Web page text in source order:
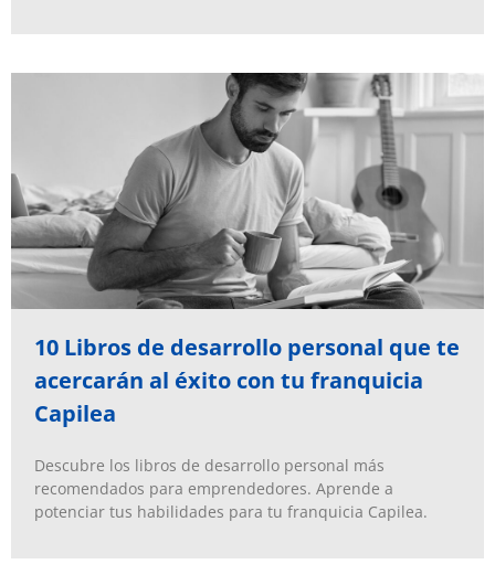
10 Libros de desarrollo personal que te
acercarán al éxito con tu franquicia
Capilea
Descubre los libros de desarrollo personal más
recomendados para emprendedores. Aprende a
potenciar tus habilidades para tu franquicia Capilea.